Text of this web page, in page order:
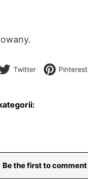
Twitter Pinterest
Be the first to comment